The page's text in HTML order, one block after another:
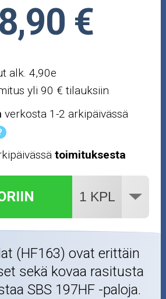
€
alk. 4,90e
yli 90 € tilauksiin
verkosta 1-2 arkipäivässä
toimituksesta
(HF163) ovat erittäin
sekä kovaa rasitusta
SBS 197HF -paloja.